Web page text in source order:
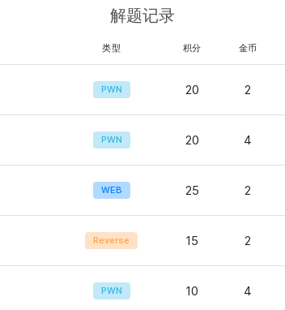
解题记录
类型 积分 金币
PWN 20 2
PWN 20 4
WEB 25 2
Reverse 15 2
PWN 10 4